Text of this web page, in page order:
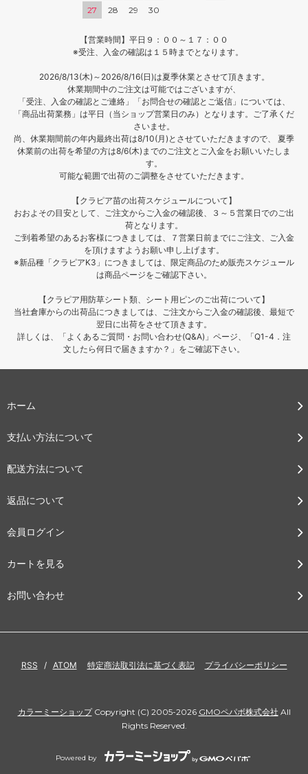
27
28 29 30
【営業時間】平日９：００～１７：００
※受注、入金の確認は１５時までとなります。
2026/8/13(木)～2026/8/16(日)は夏季休業とさせて頂きます。
休業期間中のご注文は可能ではございますが、
「受注、入金の確認とご連絡」「お問合せの確認とご返信」については、
「商品出荷業務」は平日（当ショップ営業日のみ）となります。ご了承くだ
さいませ。
尚、休業期間前の年内最終出荷は8/10(月)とさせていただきますので、 夏季
休業前の出荷を希望の方は8/6(木)までのご注文とご入金をお願いいたしま
す。
可能な範囲で出荷のご調整をさせていただきます。
【クラピア苗の出荷スケジュールについて】
おおよその目安として、ご注文からご入金の確認後、３～５営業日でのご出
荷となります。
ご到着希望のあるお客様につきましては、７営業日前までにご注文、ご入金
を頂けますようお願い申し上げます。
※新品種「クラピアK3」につきましては、限定商品のため販売スケジュール
は商品ページをご確認下さい。
【クラピア用防草シート類、シート用ピンのご出荷について】
当社倉庫からの出荷品につきましては、ご注文からご入金の確認後、最短で
翌日に出荷をさせて頂きます。
詳しくは、「よくあるご質問・お問い合わせ(Q&A)」ページ、「Q1-4．注
文したら何日で届きますか？」をご確認下さい。
ホーム
支払い方法について
配送方法について
返品について
会員ログイン
カートを見る
お問い合わせ
RSS / ATOM 特定商法取引法に基づく表記 プライバシーポリシー
カラーミーショップCopyright (C) 2005-2026 GMOペパボ株式会社 All
Rights Reserved.
Powered by